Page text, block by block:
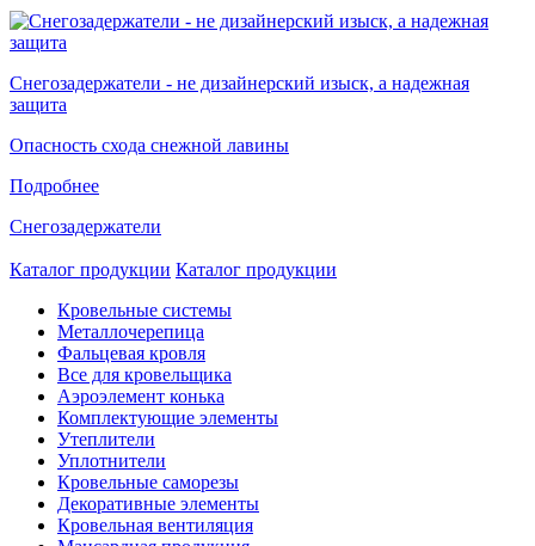
Снегозадержатели - не дизайнерский изыск, а надежная
защита
Опасность схода снежной лавины
Подробнее
Снегозадержатели
Каталог продукции Каталог продукции
Кровельные системы
Металлочерепица
Фальцевая кровля
Все для кровельщика
Аэроэлемент конька
Комплектующие элементы
Утеплители
Уплотнители
Кровельные саморезы
Декоративные элементы
Кровельная вентиляция